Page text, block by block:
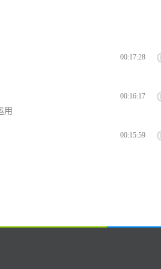
00:17:28
用
00:16:17
00:15:59